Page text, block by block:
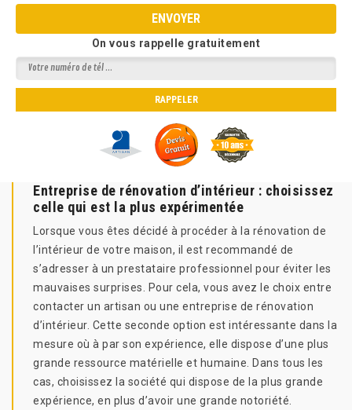
On vous rappelle gratuitement
Entreprise de rénovation d’intérieur : choisissez
celle qui est la plus expérimentée
Lorsque vous êtes décidé à procéder à la rénovation de
l’intérieur de votre maison, il est recommandé de
s’adresser à un prestataire professionnel pour éviter les
mauvaises surprises. Pour cela, vous avez le choix entre
contacter un artisan ou une entreprise de rénovation
d’intérieur. Cette seconde option est intéressante dans la
mesure où à par son expérience, elle dispose d’une plus
grande ressource matérielle et humaine. Dans tous les
cas, choisissez la société qui dispose de la plus grande
expérience, en plus d’avoir une grande notoriété.